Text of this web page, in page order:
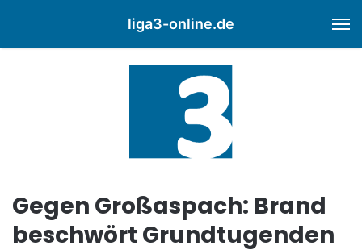
liga3-online.de
Gegen Großaspach: Brand
beschwört Grundtugenden